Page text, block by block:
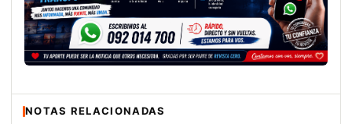
NOTAS RELACIONADAS